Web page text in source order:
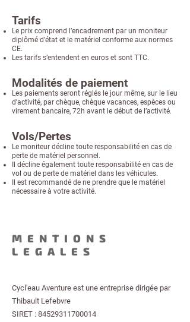
Tarifs
Le prix comprend l’encadrement par un moniteur
diplômé d’état et le matériel conforme aux normes
CE.
Les tarifs s’entendent en euros et sont TTC.
Modalités de paiement
Les paiements seront réglés le jour même, sur le lieu
d’activité, par chèque, chèque vacances, espèces ou
virement bancaire, 72h avant le début de l’activité.
Vols/Pertes
Le moniteur décline toute responsabilité en cas de
perte de matériel personnel.
Il décline également toute responsabilité en cas de
vol ou de perte de matériel dans les véhicules.
Il est recommandé de ne prendre que le matériel
nécessaire à votre activité.
MENTIONS
LEGALES
Cycl'eau Aventure est une entreprise dirigée par
Thibault Lefebvre
SIRET : 84529311700014